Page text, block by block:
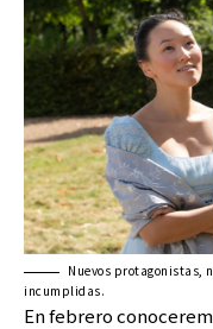
Nuevos protagonistas,
incumplidas.
En febrero